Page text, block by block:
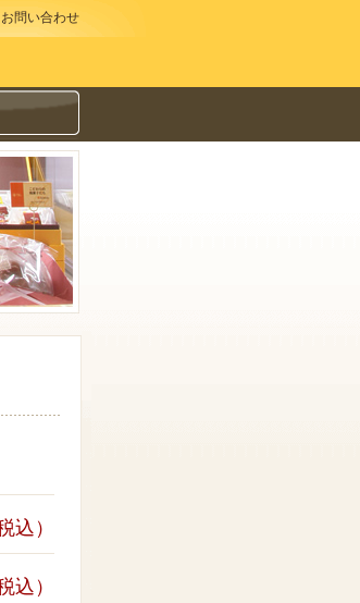
お問い合わせ
込）
込）